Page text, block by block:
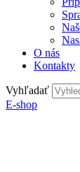
O nás
Kontakty
Vyhľadať
E-shop